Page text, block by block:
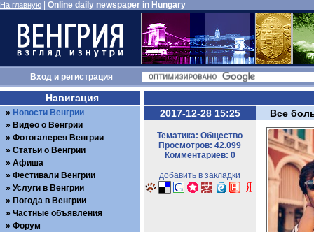
На главную Online daily newspaper in Hungary
Входи регистрация
2017-12-28 15:25
Тематика: Общество
Просмотров: 42.099
Комментариев: 0
добавить в закладки
Все
Навигация
Новости Венгрии
Видео о Венгрии
Фотогалерея Венгрии
Статьи о Венгрии
Афиша
Фестивали Венгрии
Услуги в Венгрии
Погода в Венгрии
Частные объявления
Форум